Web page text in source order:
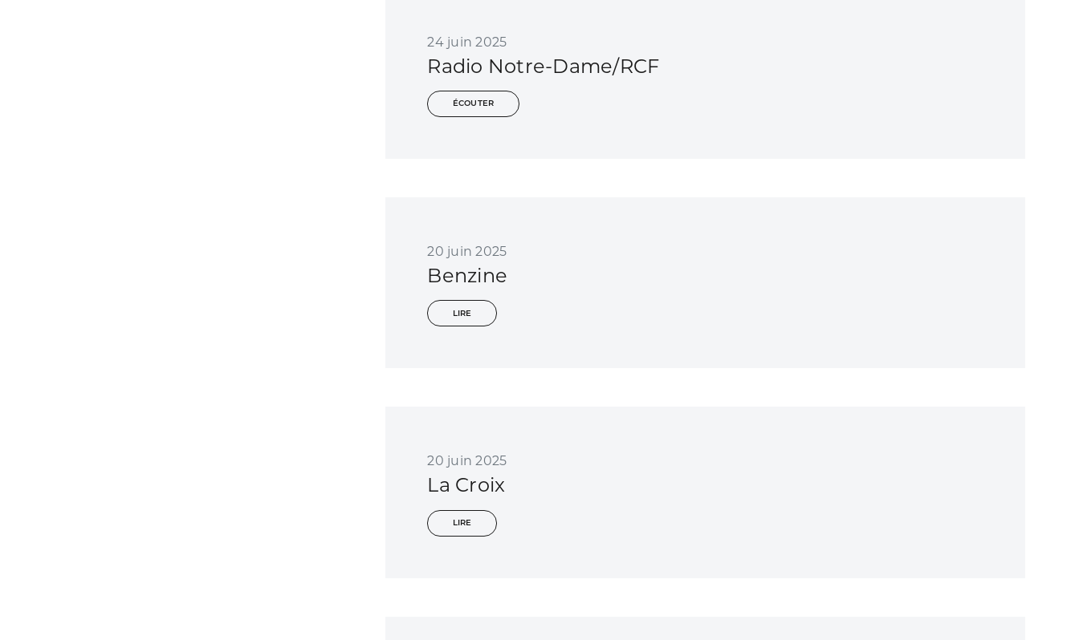
24 juin 2025
Radio Notre-Dame/RCF
ÉCOUTER
20 juin 2025
Benzine
LIRE
20 juin 2025
La Croix
LIRE